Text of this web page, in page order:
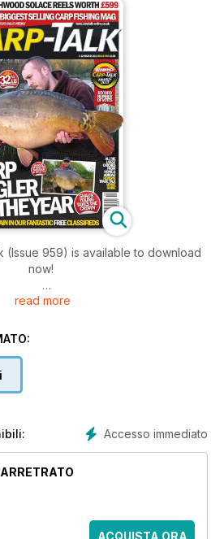
(Issue 959) is available to download
now!
we’ve got the full story of Darren
fish catch to 42½lb at Darenth Big
Mix.
read more
Accesso immediato
ACQUISTA ORA